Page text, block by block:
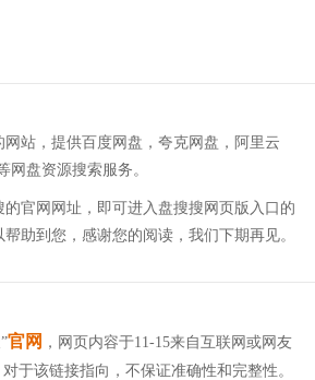
站，提供百度网盘，夸克网盘，阿里云
网盘资源搜索服务。
的官网网址，即可进入盘搜搜网页版入口的
助到您，感谢您的阅读，我们下期再见。
官网 ，网页内容于11-15来自互联网或网友
对于该链接指向，不保证准确性和完整性。